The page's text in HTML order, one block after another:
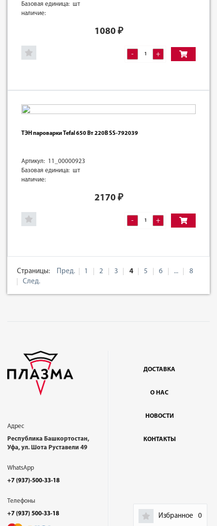
Избранное 0
Базовая единица: шт
наличие:
1080₽
- +
ТЭН пароварки Tefal 650 Вт 220В SS-792039
Артикул: 11_00000923
Базовая единица: шт
наличие:
2170₽
- +
Страницы: Пред. 1 2 3 4 5 6 ...
8
След.
Адрес
Республика Башкортостан,
Уфа, ул. Шота Руставели 49
WhatsApp
+7 (937)-500-33-18
Телефоны
+7 (937) 500-33-18
ДОСТАВКА
О НАС
НОВОСТИ
КОНТАКТЫ